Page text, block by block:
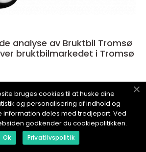
analyse av Bruktbil Tromsø
bruktbilmarkedet i Tromsø
no
bruges cookies til at huske dine
og personalisering af indhold og
information deles med tredjepart. Ved
godkender du cookiepolitikken.
Ok Privatlivspolitik